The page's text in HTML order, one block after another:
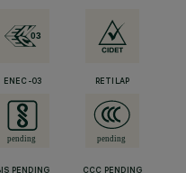
ENEC-03 RETILAP
PENDING CCC PENDING